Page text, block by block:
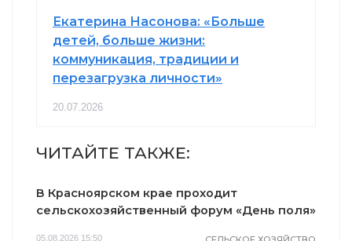
Екатерина Насонова: «Больше
детей, больше жизни:
коммуникация, традиции и
перезагрузка личности»
20.07.2026
ЧИТАЙТЕ ТАКЖЕ:
В Красноярском крае проходит
сельскохозяйственный форум «День поля»
05.08.2026 15:50